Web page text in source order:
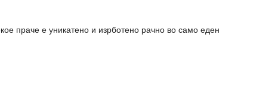
праче е уникатено и изрботено рачно во само еден